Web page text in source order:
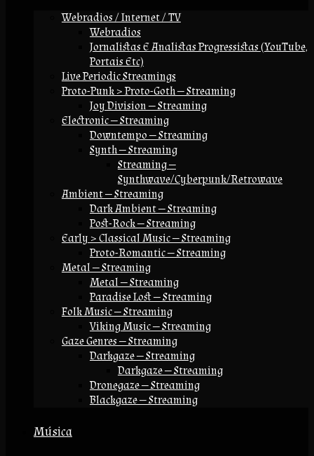
Webradios / Internet / TV
Webradios
Jornalistas E Analistas Progressistas (YouTube,
Portais Etc)
Live Periodic Streamings
Proto-Punk > Proto-Goth — Streaming
Joy Division — Streaming
Electronic — Streaming
Downtempo — Streaming
Synth — Streaming
Streaming —
Synthwave/Cyberpunk/Retrowave
Ambient — Streaming
Dark Ambient — Streaming
Post-Rock — Streaming
Early > Classical Music — Streaming
Proto-Romantic — Streaming
Metal — Streaming
Metal — Streaming
Paradise Lost — Streaming
Folk Music — Streaming
Viking Music — Streaming
Gaze Genres — Streaming
Darkgaze — Streaming
Darkgaze — Streaming
Dronegaze — Streaming
Blackgaze — Streaming
Música